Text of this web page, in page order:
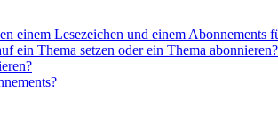
einem Lesezeichen und einem Abonnements
ein Thema setzen oder ein Thema abonnieren?